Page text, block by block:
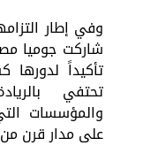
وفي إطار
شاركت جوميا
تأكيداً لدورها
تحتفي
والمؤسسات
على مدار قرن من